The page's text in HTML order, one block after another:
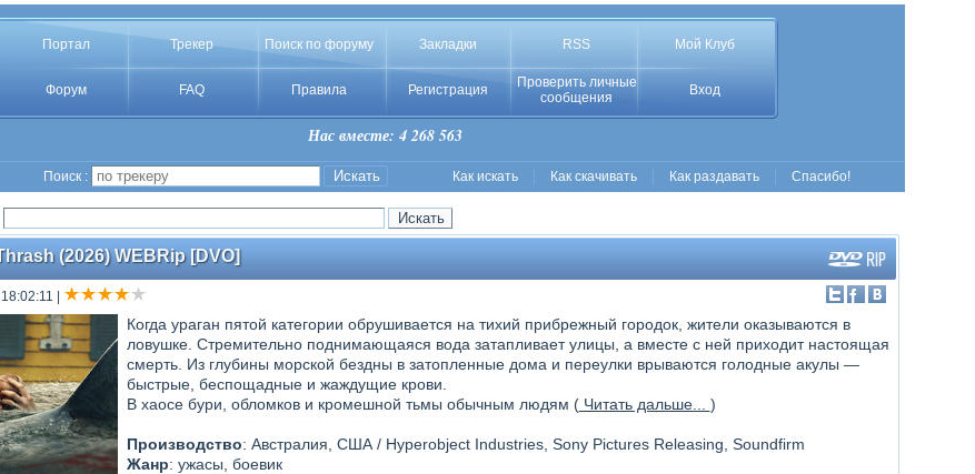
Портал Трекер Поиск по форуму Закладки RSS Мой Клуб
Форум FAQ Правила Регистрация
Проверить личные
сообщения
Вход
Нас вместе: 4 268 563
Поиск : Как искать Как скачивать Как раздавать Спасибо!
(2026) WEBRip [DVO]
Когда ураган пятой категории обрушивается на тихий прибрежный городок, жители оказываются в
ловушке. Стремительно поднимающаяся вода затапливает улицы, а вместе с ней приходит настоящая
смерть. Из глубины морской бездны в затопленные дома и переулки врываются голодные акулы —
быстрые, беспощадные и жаждущие крови.
В хаосе бури, обломков и кромешной тьмы обычным людям (Читать дальше... )
Производство: Австралия, США / Hyperobject Industries, Sony Pictures Releasing, Soundfirm
Жанр: ужасы, боевик